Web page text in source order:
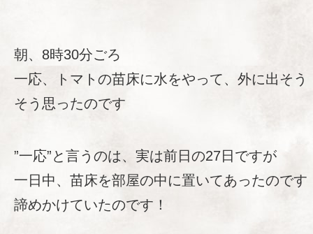
朝、8時30分ごろ
一応、トマトの苗床に水をやって、外に出そう
そう思ったのです
”一応”と言うのは、実は前日の27日ですが
一日中、苗床を部屋の中に置いてあったのです
諦めかけていたのです！